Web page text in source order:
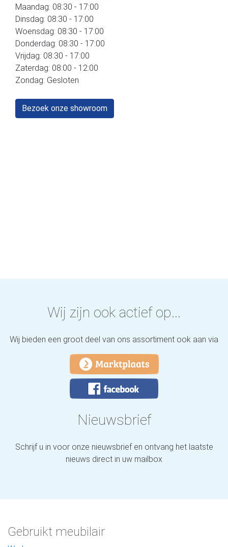
Maandag: 08:30 - 17:00
Dinsdag: 08:30 - 17:00
Woensdag: 08:30 - 17:00
Donderdag: 08:30 - 17:00
Vrijdag: 08:30 - 17:00
Zaterdag: 08:00 - 12:00
Zondag: Gesloten
Bezoek onze showroom
Wij zijn ook actief op...
Wij bieden een groot deel van ons assortiment ook aan via
Nieuwsbrief
Schrijf u in voor onze nieuwsbrief en ontvang het laatste
nieuws direct in uw mailbox
Gebruikt meubilair